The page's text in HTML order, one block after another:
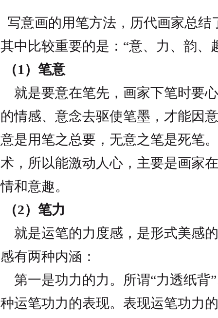
写意画的用笔方法，历代画家总结
其中比较重要的是：“意、力、韵、
（1）笔意
就是要意在笔先，画家下笔时要
的情感、意念去驱使笔墨，才能因
意是用笔之总要，无意之笔是死笔
术，所以能激动人心，主要是画家
情和意趣。
（2）笔力
就是运笔的力度感，是形式美感
感有两种内涵：
第一是功力的力。所谓“力透纸背
种运笔功力的表现。表现运笔功力